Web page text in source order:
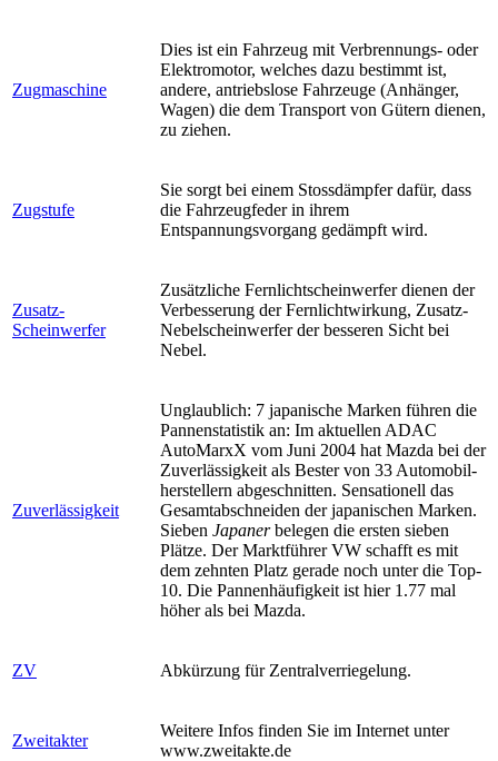
Zugmaschine
Dies ist ein Fahrzeug mit Verbrennungs- oder
Elektromotor, welches dazu bestimmt ist,
andere, antriebslose Fahrzeuge (Anhänger,
Wagen) die dem Transport von Gütern dienen,
zu ziehen.
Zugstufe
Sie sorgt bei einem Stossdämpfer dafür, dass
die Fahrzeugfeder in ihrem
Entspannungsvorgang gedämpft wird.
Zusatz-
Scheinwerfer
Zusätzliche Fernlichtscheinwerfer dienen der
Verbesserung der Fernlichtwirkung, Zusatz-
Nebelscheinwerfer der besseren Sicht bei
Nebel.
Zuverlässigkeit
Unglaublich: 7 japanische Marken führen die
Pannenstatistik an: Im aktuellen ADAC
AutoMarxX vom Juni 2004 hat Mazda bei der
Zuverlässigkeit als Bester von 33 Automobil-
herstellern abgeschnitten. Sensationell das
Gesamtabschneiden der japanischen Marken.
Sieben Japanerbelegen die ersten sieben
Plätze. Der Marktführer VW schafft es mit
dem zehnten Platz gerade noch unter die Top-
10. Die Pannenhäufigkeit ist hier 1.77 mal
höher als bei Mazda.
ZV Abkürzung für Zentralverriegelung.
Zweitakter
Weitere Infos finden Sie im Internet unter
www.zweitakte.de